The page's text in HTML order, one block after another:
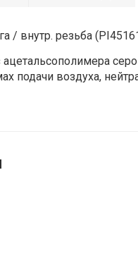
/ внутр. резьба
подачи воздуха,